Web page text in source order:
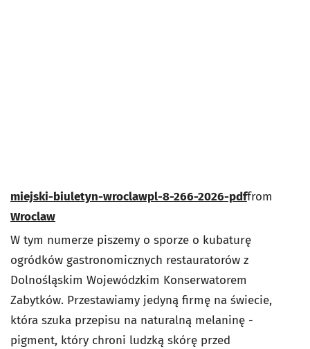
miejski-biuletyn-wroclawpl-8-266-2026-pdffrom
Wroclaw
W tym numerze piszemy o sporze o kubaturę
ogródków gastronomicznych restauratorów z
Dolnośląskim Wojewódzkim Konserwatorem
Zabytków. Przestawiamy jedyną firmę na świecie,
która szuka przepisu na naturalną melaninę -
pigment, który chroni ludzką skórę przed